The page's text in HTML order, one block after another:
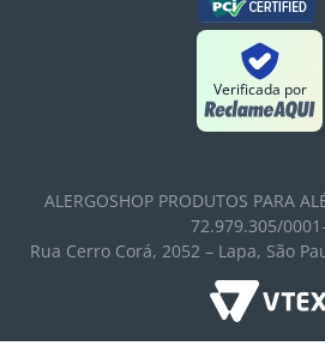
Verificada por
ALERGOSHOP PRODUTOS PARA
72.979.305/
Rua Cerro Corá, 2052 – Lapa, São